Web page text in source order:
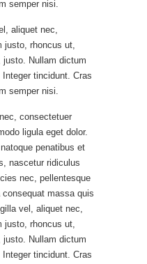
semper nisi.
aliquet nec,
justo, rhoncus ut,
Nullam dictum
tincidunt. Cras
semper nisi.
consectetuer
ligula eget dolor.
penatibus et
nascetur ridiculus
nec, pellentesque
massa quis
vel, aliquet nec,
justo, rhoncus ut,
Nullam dictum
tincidunt. Cras